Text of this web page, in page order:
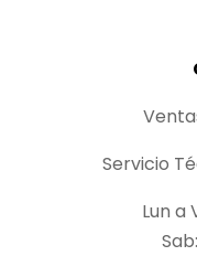
Servicio
Lun a